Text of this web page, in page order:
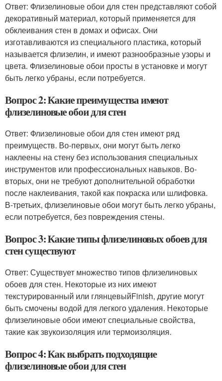
Ответ: Флизелиновые обои для стен представляют собой
декоративный материал, который применяется для
обклеивания стен в домах и офисах. Они
изготавливаются из специального пластика, который
называется флизелин, и имеют разнообразные узоры и
цвета. Флизелиновые обои просты в установке и могут
быть легко убраны, если потребуется.
Вопрос 2: Какие преимущества имеют
флизелиновые обои для стен
Ответ: Флизелиновые обои для стен имеют ряд
преимуществ. Во-первых, они могут быть легко
наклеены на стену без использования специальных
инструментов или профессиональных навыков. Во-
вторых, они не требуют дополнительной обработки
после наклеивания, такой как покраска или шлифовка.
В-третьих, флизелиновые обои могут быть легко убраны,
если потребуется, без повреждения стены.
Вопрос 3: Какие типы флизелиновых обоев для
стен существуют
Ответ: Существует множество типов флизелиновых
обоев для стен. Некоторые из них имеют
текстурированный или глянцевыйFinish, другие могут
быть смочены водой для легкого удаления. Некоторые
флизелиновые обои имеют специальные свойства,
такие как звукоизоляция или термоизоляция.
Вопрос 4: Как выбрать подходящие
флизелиновые обои для стен